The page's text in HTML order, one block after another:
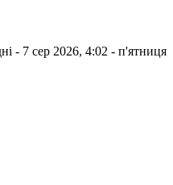
- 7 сер 2026, 4:02 - п'ятниця